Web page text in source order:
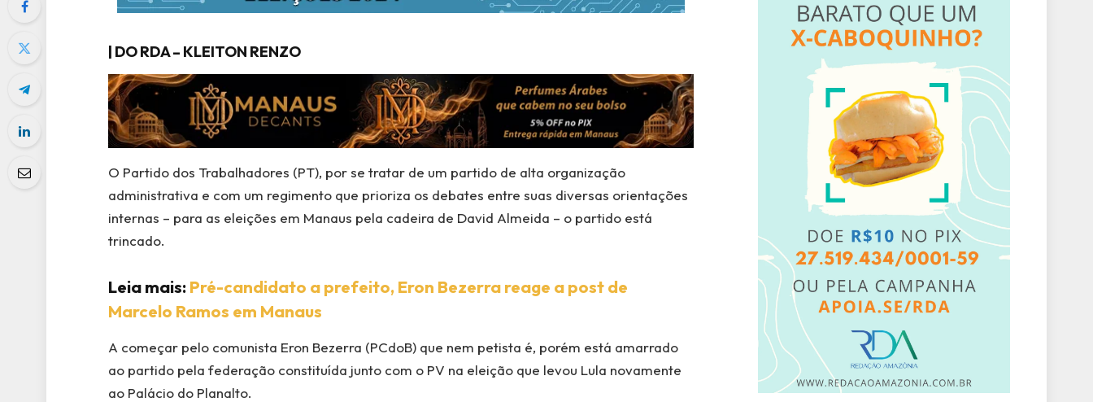
| DO RDA – KLEITON RENZO
O Partido dos Trabalhadores (PT), por se tratar de um partido de alta organização
administrativa e com um regimento que prioriza os debates entre suas diversas orientações
internas – para as eleições em Manaus pela cadeira de David Almeida – o partido está
trincado.
Leia mais:Pré-candidato a prefeito, Eron Bezerra reage a post de
Marcelo Ramos em Manaus
A começar pelo comunista Eron Bezerra (PCdoB) que nem petista é, porém está amarrado
ao partido pela federação constituída junto com o PV na eleição que levou Lula novamente
ao Palácio do Planalto.